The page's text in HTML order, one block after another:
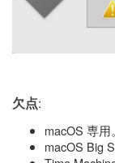
欠点:
macOS 専用。
macOS Big